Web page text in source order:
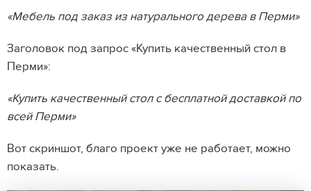
«Мебель под заказ из натурального дерева в Перми»
Заголовок под запрос «Купить качественный стол в
Перми»:
«Купить качественный стол с бесплатной доставкой по
всей Перми»
Вот скриншот, благо проект уже не работает, можно
показать.